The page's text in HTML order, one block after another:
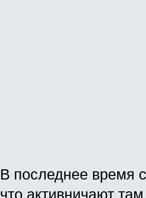
В последнее время
что активничают